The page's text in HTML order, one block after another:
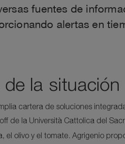
fuentes de
alertas en
la
cartera de soluciones
de la Università Cattolica del
el olivo y el tomate. Agrigenio